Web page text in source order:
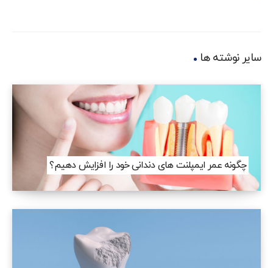
سایر نوشته ها
چگونه عمر ایمپلنت های دندانی خود را افزایش دهیم؟